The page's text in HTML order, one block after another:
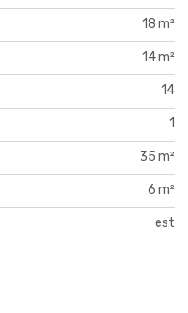
18 m²
14 m²
14
1
35 m²
6 m²
est